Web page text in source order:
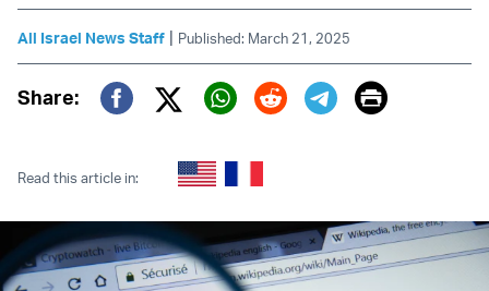
All Israel News Staff | Published: March 21, 2025
Share:
Twitter (X)
Print
Read this article in: